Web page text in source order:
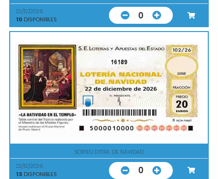
22/12/2026
10 DISPONIBLES 0
16189
SORTEO EXTRA. DE NAVIDAD
22/12/2026
13 DISPONIBLES 0